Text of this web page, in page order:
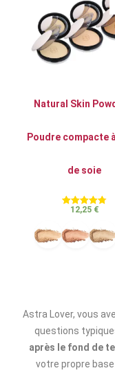
Natural Skin
Poudre compacte
de soie
Note
sur 5
12,25 €
Astra Lover, vous
questions
après le fond de
votre propre